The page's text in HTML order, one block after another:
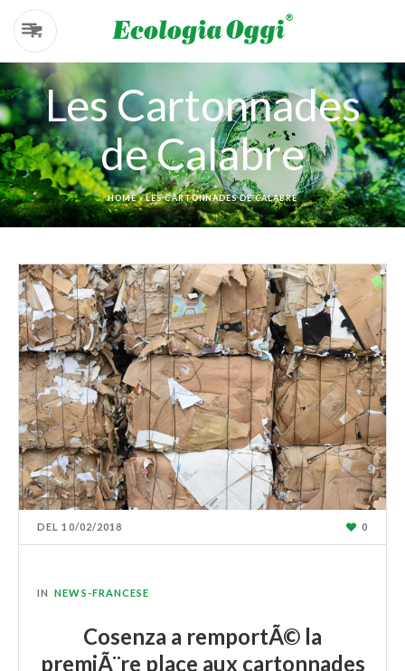
Les Cartonnades
de Calabre
HOME»LES CARTONNADES DE CALABRE
DEL10/02/2018 0
IN NEWS-FRANCESE
Cosenza a remportÃ© la
premiÃ¨re place aux cartonnades